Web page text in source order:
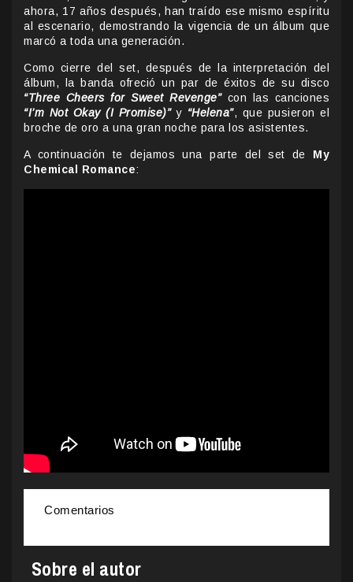
ahora, 17 años después, han traído ese mismo espíritu
al escenario, demostrando la vigencia de un álbum que
marcó a toda una generación.
Como cierre del set, después de la interpretación del
álbum, la banda ofreció un par de éxitos de su disco
“Three Cheers for Sweet Revenge”con las canciones
“I’m Not Okay (I Promise)”y “Helena”, que pusieron el
broche de oro a una gran noche para los asistentes.
A continuación te dejamos una parte del set de My
Chemical Romance:
Comentarios
Sobre el autor